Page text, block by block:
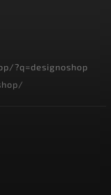
?q=designoshop